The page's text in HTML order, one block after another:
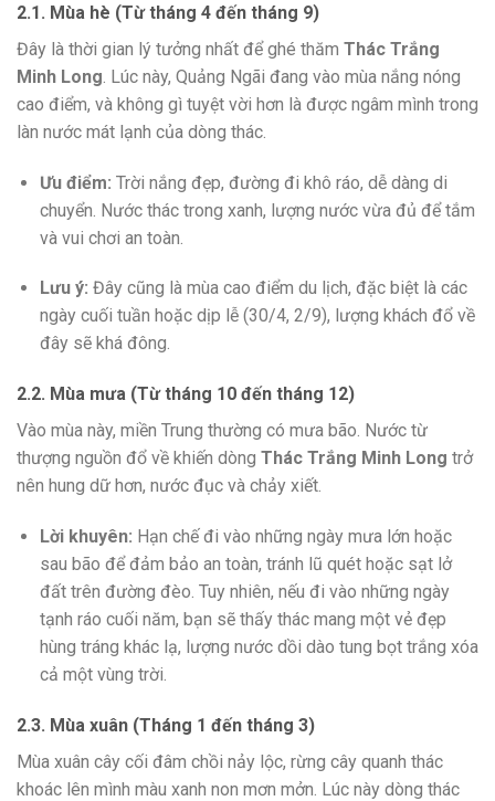
2.1. Mùa hè (Từ tháng 4 đến tháng 9)
Đây là thời gian lý tưởng nhất để ghé thăm Thác Trắng
Minh Long . Lúc này, Quảng Ngãi đang vào mùa nắng nóng
cao điểm, và không gì tuyệt vời hơn là được ngâm mình trong
làn nước mát lạnh của dòng thác.
Ưu điểm: Trời nắng đẹp, đường đi khô ráo, dễ dàng di
chuyển. Nước thác trong xanh, lượng nước vừa đủ để tắm
và vui chơi an toàn.
Lưu ý: Đây cũng là mùa cao điểm du lịch, đặc biệt là các
ngày cuối tuần hoặc dịp lễ (30/4, 2/9), lượng khách đổ về
đây sẽ khá đông.
2.2. Mùa mưa (Từ tháng 10 đến tháng 12)
Vào mùa này, miền Trung thường có mưa bão. Nước từ
thượng nguồn đổ về khiến dòng Thác Trắng Minh Long trở
nên hung dữ hơn, nước đục và chảy xiết.
Lời khuyên: Hạn chế đi vào những ngày mưa lớn hoặc
sau bão để đảm bảo an toàn, tránh lũ quét hoặc sạt lở
đất trên đường đèo. Tuy nhiên, nếu đi vào những ngày
tạnh ráo cuối năm, bạn sẽ thấy thác mang một vẻ đẹp
hùng tráng khác lạ, lượng nước dồi dào tung bọt trắng xóa
cả một vùng trời.
2.3. Mùa xuân (Tháng 1 đến tháng 3)
Mùa xuân cây cối đâm chồi nảy lộc, rừng cây quanh thác
khoác lên mình màu xanh non mơn mởn. Lúc này dòng thác